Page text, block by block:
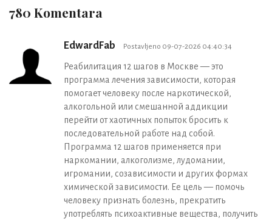
780 Komentara
EdwardFab Postavljeno 09-07-2026 04:40:34
Реабилитация 12 шагов в Москве — это
программа лечения зависимости, которая
помогает человеку после наркотической,
алкогольной или смешанной аддикции
перейти от хаотичных попыток бросить к
последовательной работе над собой.
Программа 12 шагов применяется при
наркомании, алкоголизме, лудомании,
игромании, созависимости и других формах
химической зависимости. Ее цель — помочь
человеку признать болезнь, прекратить
употреблять психоактивные вещества, получить